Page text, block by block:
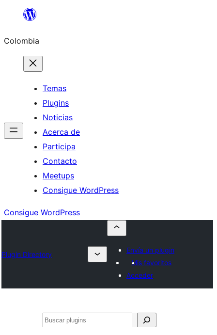
Saltar
contenido
Colombia
Temas
Plugins
Noticias
Acerca de
Participa
Contacto
Meetups
Consigue WordPress
Consigue WordPress
Plugin Directory
Envía un plugin
Mis favoritos
Acceder
Buscar